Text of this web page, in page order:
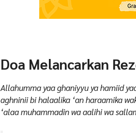
Doa Melancarkan
Allahumma yaa ghaniyyu ya hamiid
aghninii bi halaalika ‘an haraamika
‘alaa muhammadin wa aalihi wa